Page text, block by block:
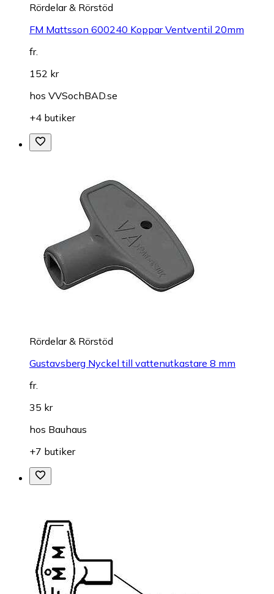
Rördelar & Rörstöd
FM Mattsson 600240 Koppar Ventventil 20mm
fr.
152 kr
hos VVSochBAD.se
+4 butiker
Rördelar & Rörstöd
Gustavsberg Nyckel till vattenutkastare 8 mm
fr.
35 kr
hos Bauhaus
+7 butiker